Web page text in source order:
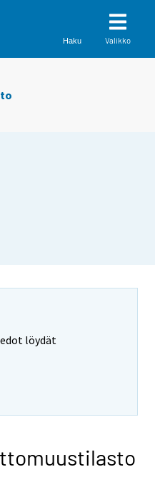
Haku Valikko
löydät